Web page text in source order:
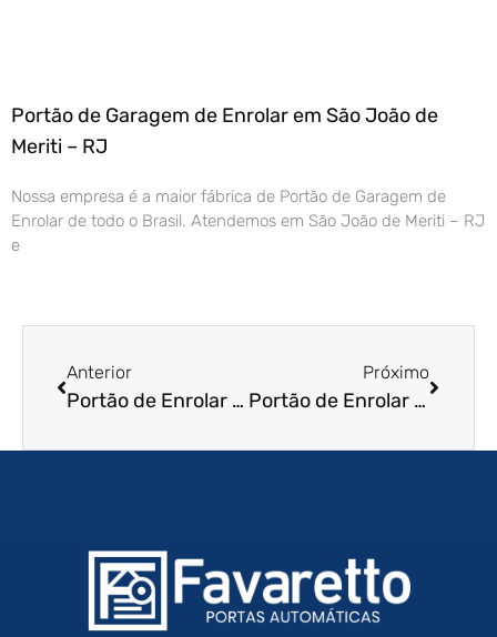
Portão de Garagem de Enrolar em São João de
Meriti – RJ
Nossa empresa é a maior fábrica de Portão de Garagem de
Enrolar de todo o Brasil. Atendemos em São João de Meriti – RJ
e
Anterior
Portão de Enrolar Automatizado em Braganca Paulista – SP
Próximo
Portão de Enrolar Automatizado em Araras – SP